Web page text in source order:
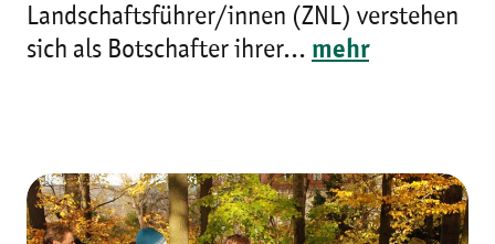
Landschaftsführer/innen (ZNL) verstehen
sich als Botschafter ihrer... mehr